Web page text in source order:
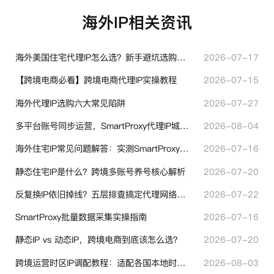
海外IP相关资讯
海外美国住宅代理IP怎么选？新手避坑选购指南
2026-07-17
【跨境电商必看】跨境电商代理IP实操教程
2026-07-15
海外代理IP选购六大常见陷阱
2026-07-27
多平台账号同步运营，SmartProxy代理IP城市定位功能有哪些实用价值
2026-08-04
海外住宅IP常见问题解答：实测SmartProxy使用经验分享
2026-07-16
静态住宅IP是什么？跨境多账号养号核心解析
2026-07-20
反复换IP依旧掉线？五层排查搞定代理网络异常
2026-07-22
SmartProxy批量数据采集实操指南
2026-07-16
静态IP vs 动态IP，跨境电商到底该怎么选？
2026-07-20
跨境运营时区IP调配教程：适配各国本地时区设置方法
2026-08-03